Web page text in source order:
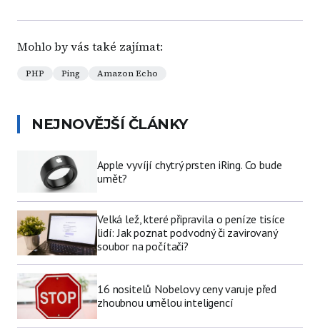
Mohlo by vás také zajímat:
PHP Ping Amazon Echo
NEJNOVĚJŠÍ ČLÁNKY
Apple vyvíjí chytrý prsten iRing. Co bude
umět?
Velká lež, které připravila o peníze tisíce
lidí: Jak poznat podvodný či zavirovaný
soubor na počítači?
16 nositelů Nobelovy ceny varuje před
zhoubnou umělou inteligencí